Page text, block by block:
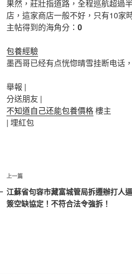
果然，莊壯指道路，全程巡航超過
店，這家商店一般不好，只有10家
主帖得到的海角分： 0
包養經驗
墨西哥已经有点恍惚晴雪挂断电话
舉報 |
分送朋友 |
不知道自己还能包養價格樓主
| 埋紅包
文
章
導
上
一
篇
上一篇
江蘇省句容市藏富城管局拆遷辦打人逼
簽空缺協定！不符合法令強拆！